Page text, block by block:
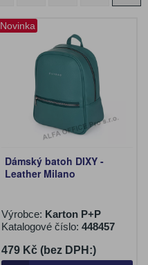
Novinka
Dámský batoh DIXY -
Leather Milano
Výrobce: Karton P+P
Katalogové číslo: 448457
479 Kč (bez DPH:)